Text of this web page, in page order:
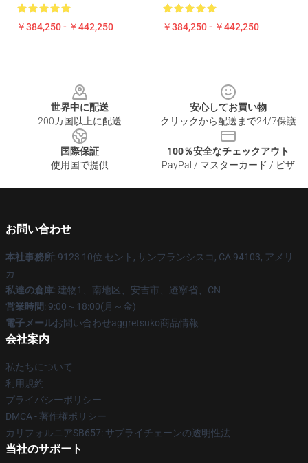
￥384,250 - ￥442,250 ￥384,250 - ￥442,250
世界中に配送
200カ国以上に配送
安心してお買い物
クリックから配送まで24/7保護
国際保証
使用国で提供
100％安全なチェックアウト
PayPal / マスターカード / ビザ
お問い合わせ
本社事務所: 9123 10位 セント, サンフランシスコ, CA 94103, アメリ
カ
私達の倉庫: 建物1、南地区、安吉市、遼寧省、CN
営業時間: 9:00～18:00(月～金)
電子メールお問い合わせaggretsuko商品情報
会社案内
私たちについて
利用規約
プライバシーポリシー
DMCA - 著作権ポリシー
カリフォルニアSB657: サプライチェーンの透明性法
当社のサポート